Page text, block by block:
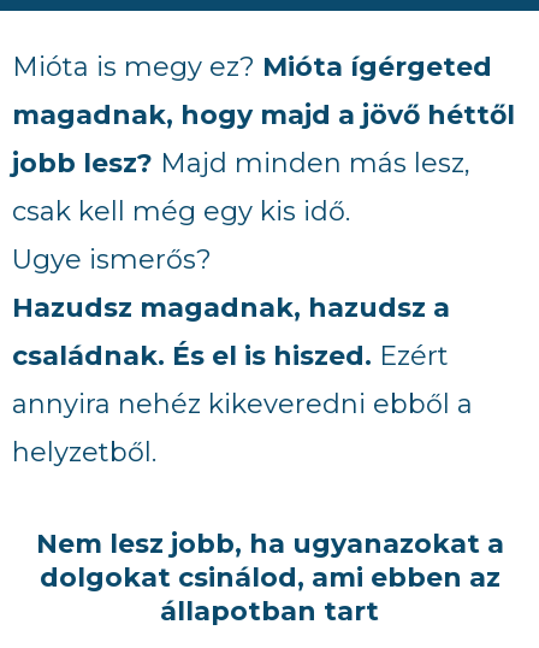
Mióta is megy ez? Mióta ígérgeted
magadnak, hogy majd a jövő héttől
jobb lesz? Majd minden más lesz,
csak kell még egy kis idő.
Ugye ismerős?
Hazudsz magadnak, hazudsz a
családnak. És el is hiszed. Ezért
annyira nehéz kikeveredni ebből a
helyzetből.
Nem lesz jobb, ha ugyanazokat a
dolgokat csinálod, ami ebben az
állapotban tart